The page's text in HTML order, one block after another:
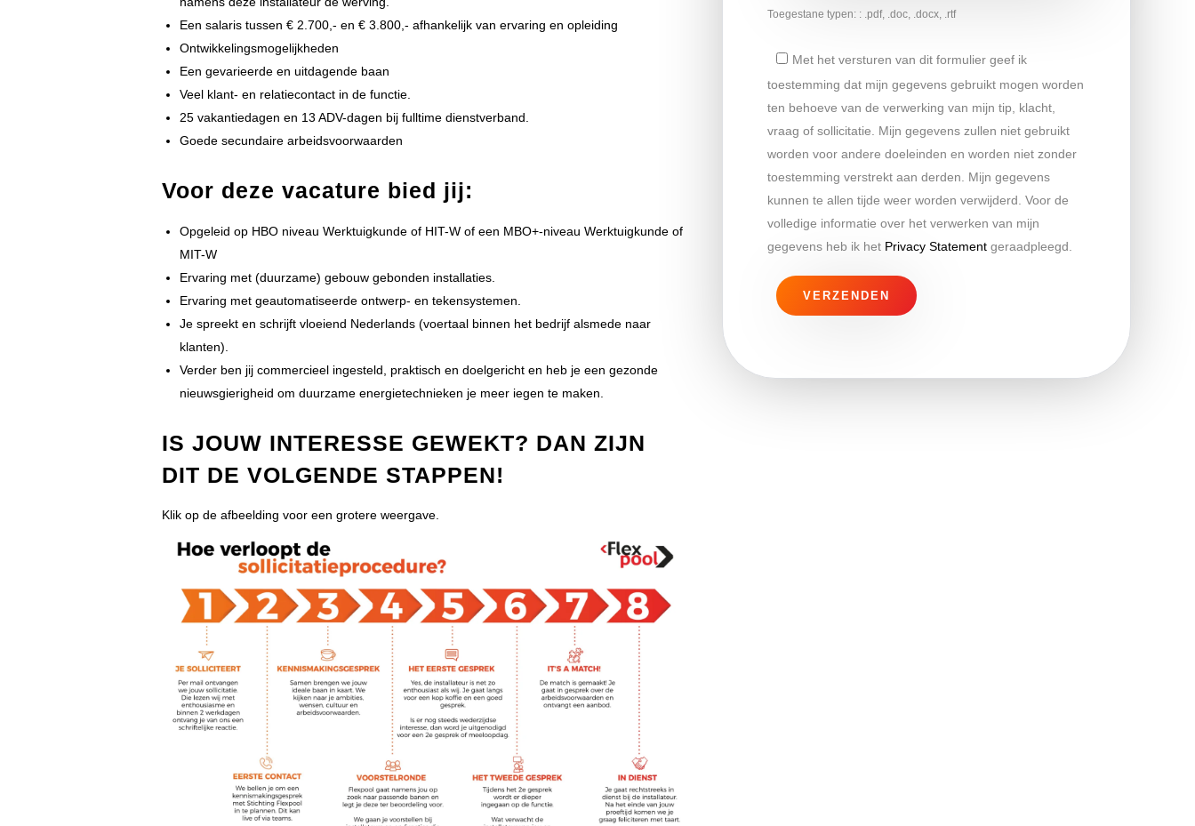
Een salaris tussen € 2.700,- en € 3.800,- afhankelijk van ervaring en opleiding
Ontwikkelingsmogelijkheden
Een gevarieerde en uitdagende baan
Veel klant- en relatiecontact in de functie.
25 vakantiedagen en 13 ADV-dagen bij fulltime dienstverband.
Goede secundaire arbeidsvoorwaarden
Voor deze vacature bied jij:
Opgeleid op HBO niveau Werktuigkunde of HIT-W of een MBO+-niveau Werktuigkunde of
MIT-W
Ervaring met (duurzame) gebouw gebonden installaties.
Ervaring met geautomatiseerde ontwerp- en tekensystemen.
Je spreekt en schrijft vloeiend Nederlands (voertaal binnen het bedrijf alsmede naar
klanten).
Verder ben jij commercieel ingesteld, praktisch en doelgericht en heb je een gezonde
nieuwsgierigheid om duurzame energietechnieken je meer iegen te maken.
IS JOUW INTERESSE GEWEKT? DAN ZIJN
DIT DE VOLGENDE STAPPEN!
Klik op de afbeelding voor een grotere weergave.
Toegestane typen: : .pdf, .doc, .docx, .rtf
Met het versturen van dit formulier geef ik
toestemming dat mijn gegevens gebruikt mogen worden
ten behoeve van de verwerking van mijn tip, klacht,
vraag of sollicitatie. Mijn gegevens zullen niet gebruikt
worden voor andere doeleinden en worden niet zonder
toestemming verstrekt aan derden. Mijn gegevens
kunnen te allen tijde weer worden verwijderd. Voor de
volledige informatie over het verwerken van mijn
gegevens heb ik het Privacy Statement geraadpleegd.